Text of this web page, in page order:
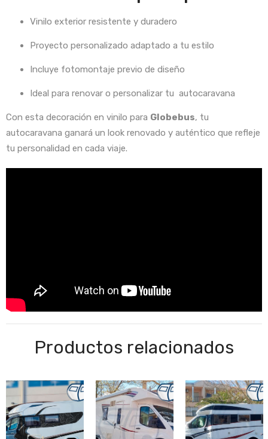
Vinilo exterior resistente y duradero
Proyecto personalizado adaptado a tu estilo
Incluye fotomontaje previo de diseño
Ideal para renovar o personalizar tu autocaravana
Con esta decoración en vinilo para Globebus, tu
autocaravana ganará un look renovado y auténtico que refleje
tu personalidad en cada viaje.
Productos relacionados